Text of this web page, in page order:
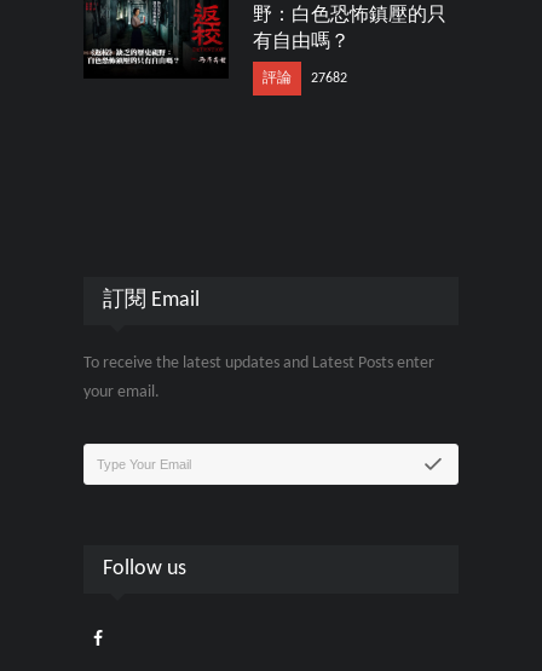
野：白色恐怖鎮壓的只
有自由嗎？
評論 27682
訂閱 Email
To receive the latest updates and Latest Posts enter
your email.
Follow us